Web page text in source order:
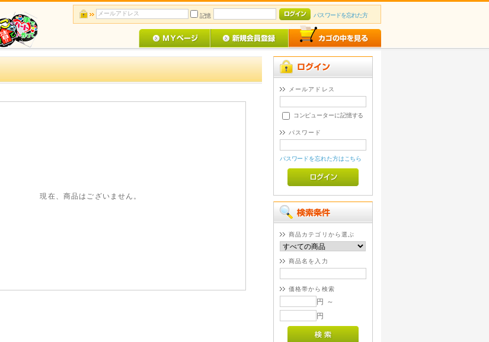
記憶
パスワードを忘れた方
現在、商品はございません。
メールアドレス
コンピューターに記憶する
パスワード
パスワードを忘れた方はこちら
商品カテゴリから選ぶ
商品名を入力
価格帯から検索
円 ～
円